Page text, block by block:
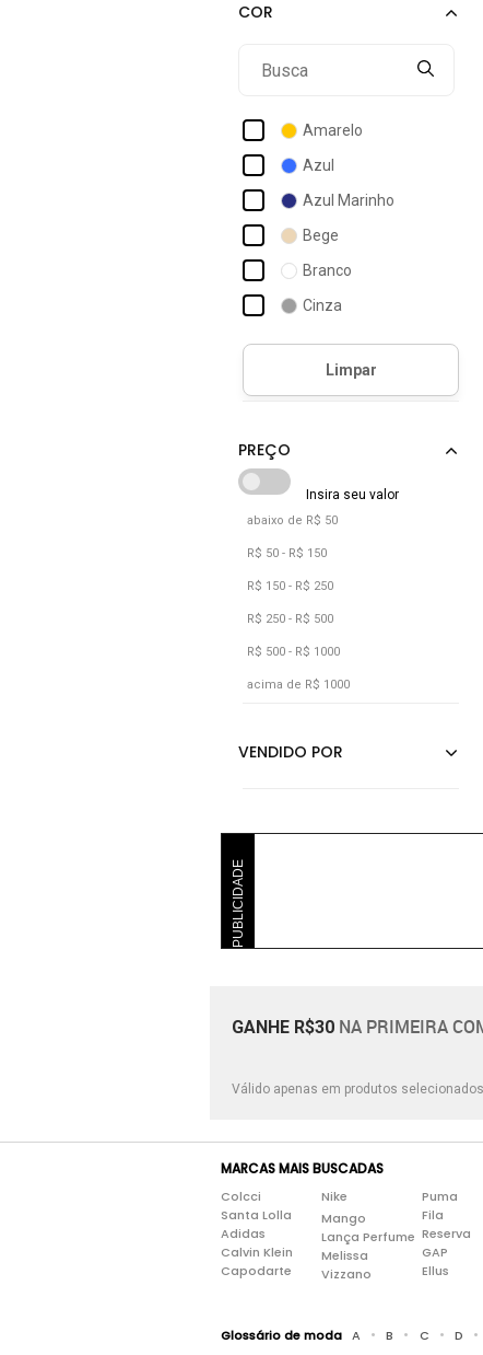
Mizuno
Amarelo
Azul
Azul Marinho
Bege
Branco
Cinza
Laranja
Marrom
Roxo
Verde
Vermelho
abaixo de R$ 50
R$ 50 - R$ 150
R$ 150 - R$ 250
R$ 250 - R$ 500
R$ 500 - R$ 1000
acima de R$ 1000
PUBLICIDADE
GANHE R$30 NA PRIMEIRA
Válido apenas em produtos
MARCAS MAIS BUSCADAS
Colcci
Santa Lolla
Adidas
Calvin Klein
Capodarte
Nike
Mango
Lança Perfume
Melissa
Vizzano
Puma
Fila
Reserva
GAP
Ellus
Glossário de moda A • B • C • D •